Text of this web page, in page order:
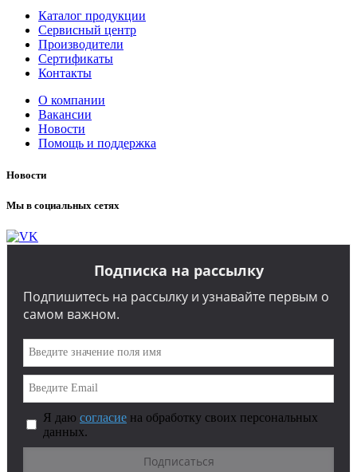
Каталог продукции
Сервисный центр
Производители
Сертификаты
Контакты
О компании
Вакансии
Новости
Помощь и поддержка
Новости
Мы в социальных сетях
Подписка на рассылку
Подпишитесь на рассылку и узнавайте первым о
самом важном.
Я даю согласие на обработку своих персональных
данных.